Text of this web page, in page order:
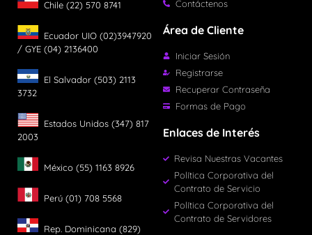
Chile (22) 570 8741
Ecuador UIO (02)3947920
/ GYE (04) 2136400
El Salvador (503) 2113
3732
Estados Unidos (347) 817
2003
México (55) 1163 8926
Perú (01) 708 5568
Rep. Dominicana (829)
Contáctenos
Área de Cliente
Iniciar Sesión
Registrarse
Recuperar Contraseña
Formas de Pago
Enlaces de Interés
Revisa Nuestras Vacantes
Política Corporativa del
Contrato de Servicio
Política Corporativa del
Contrato de Servidores